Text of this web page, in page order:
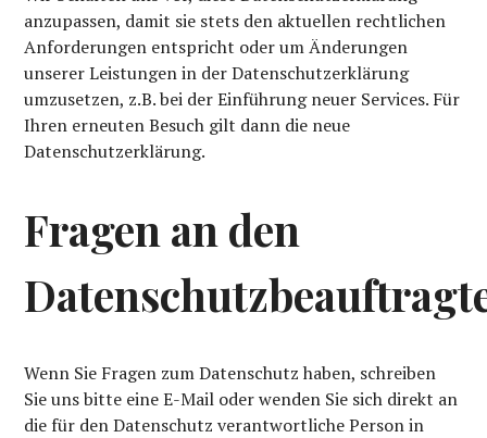
anzupassen, damit sie stets den aktuellen rechtlichen
Anforderungen entspricht oder um Änderungen
unserer Leistungen in der Datenschutzerklärung
umzusetzen, z.B. bei der Einführung neuer Services. Für
Ihren erneuten Besuch gilt dann die neue
Datenschutzerklärung.
Fragen an den
Wenn Sie Fragen zum Datenschutz haben, schreiben
Sie uns bitte eine E-Mail oder wenden Sie sich direkt an
die für den Datenschutz verantwortliche Person in